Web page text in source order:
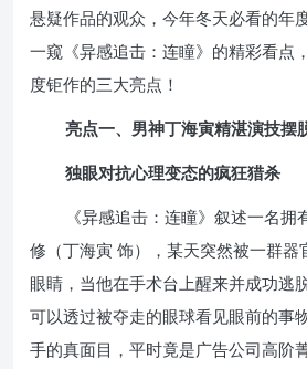
悬疑作品的观众，今年冬天必看的年
一窥《异感追击：连瞳》的精彩看点
度钜作的三大亮点！
亮点一、男神丁海寅精湛演技摆
独眼对抗心理变态的疯狂猎杀
《异感追击：连瞳》叙述一名
修（丁海寅 饰），某天突然被一群器
眼睛，当他在手术台上醒来并成功逃
可以透过被夺走的眼球看见眼前的事
手的真面目，平时竟是广告公司高阶